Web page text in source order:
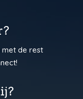
de rest